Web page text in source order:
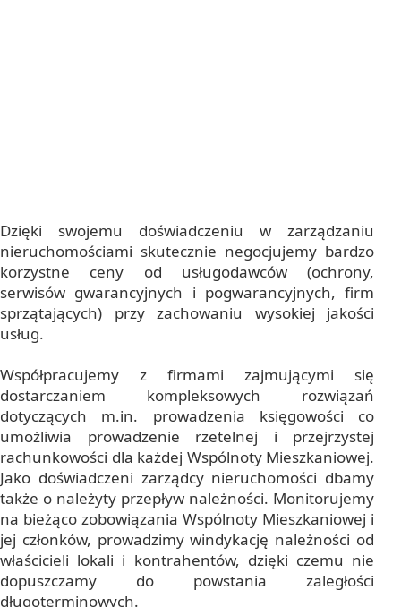
Dzięki swojemu doświadczeniu w zarządzaniu
nieruchomościami skutecznie negocjujemy bardzo
korzystne ceny od usługodawców (ochrony,
serwisów gwarancyjnych i pogwarancyjnych, firm
sprzątających) przy zachowaniu wysokiej jakości
usług.
Współpracujemy z firmami zajmującymi się
dostarczaniem kompleksowych rozwiązań
dotyczących m.in. prowadzenia księgowości co
umożliwia prowadzenie rzetelnej i przejrzystej
rachunkowości dla każdej Wspólnoty Mieszkaniowej.
Jako doświadczeni zarządcy nieruchomości dbamy
także o należyty przepływ należności. Monitorujemy
na bieżąco zobowiązania Wspólnoty Mieszkaniowej i
jej członków, prowadzimy windykację należności od
właścicieli lokali i kontrahentów, dzięki czemu nie
dopuszczamy do powstania zaległości
długoterminowych.